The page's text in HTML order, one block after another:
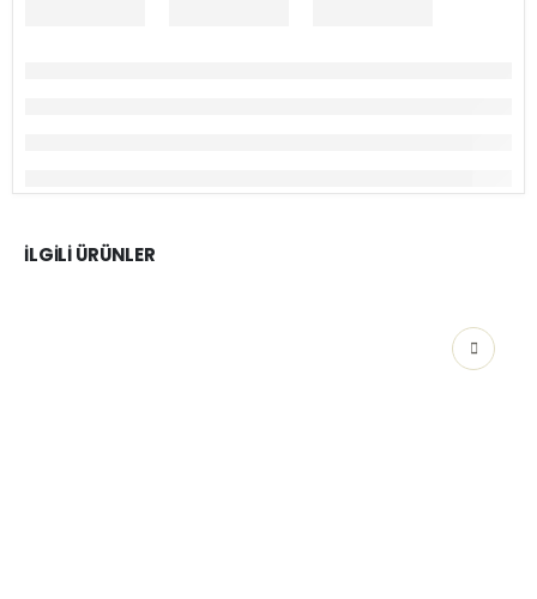
İLGILI ÜRÜNLER